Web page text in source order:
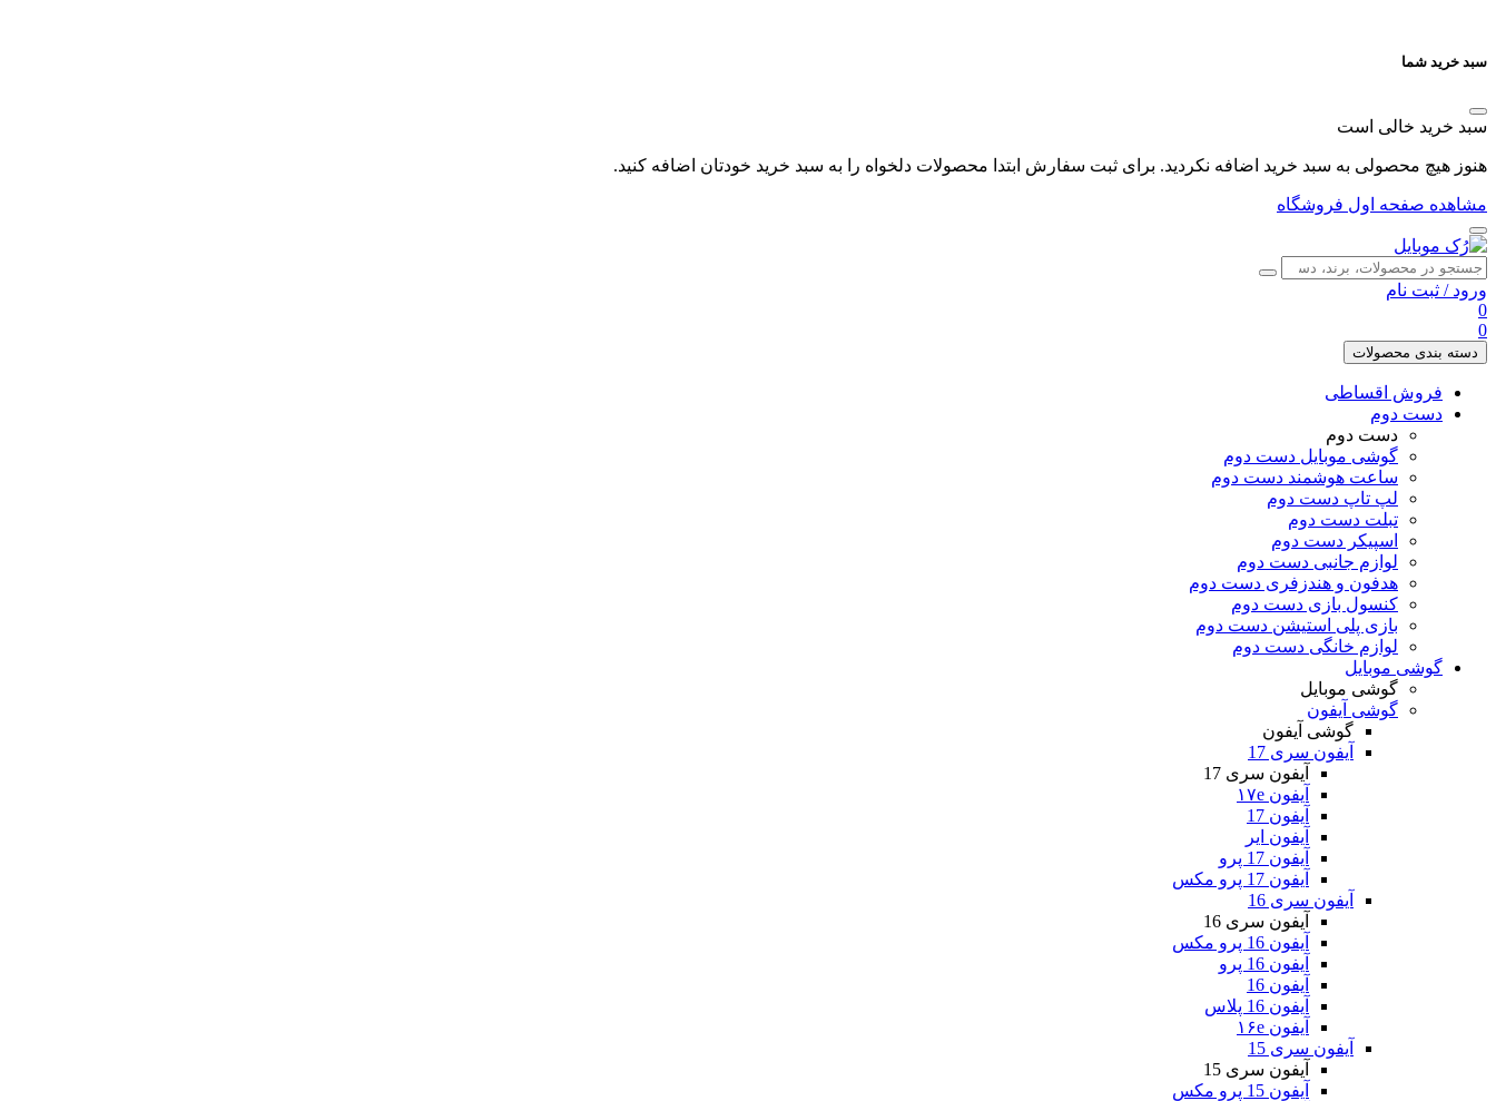
سبد خرید شما
سبد خرید خالی است
هنوز هیچ محصولی به سبد خرید اضافه نکردید. برای ثبت سفارش ابتدا محصولات دلخواه را به سبد خرید خودتان اضافه کنید.
مشاهده صفحه اول فروشگاه
ورود / ثبت نام
0
0
دسته بندی محصولات
فروش اقساطی
دست دوم
دست دوم
گوشی موبایل دست دوم
ساعت هوشمند دست دوم
لپ تاپ دست دوم
تبلت دست دوم
اسپیکر دست دوم
لوازم جانبی دست دوم
هدفون و هندزفری دست دوم
کنسول بازی دست دوم
بازی پلی استیشن دست دوم
لوازم خانگی دست دوم
گوشی موبایل
گوشی موبایل
گوشی آیفون
گوشی آیفون
آیفون سری 17
آیفون سری 17
آیفون ۱۷e
آیفون 17
آیفون ایر
آیفون 17 پرو
آیفون 17 پرو مکس
آیفون سری 16
آیفون سری 16
آیفون 16 پرو مکس
آیفون 16 پرو
آیفون 16
آیفون 16 پلاس
آیفون ۱۶e
آیفون سری 15
آیفون سری 15
آیفون 15 پرو مکس